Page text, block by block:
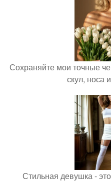
Сохраняйте мои точные
скул, носа
Стильная девушка -